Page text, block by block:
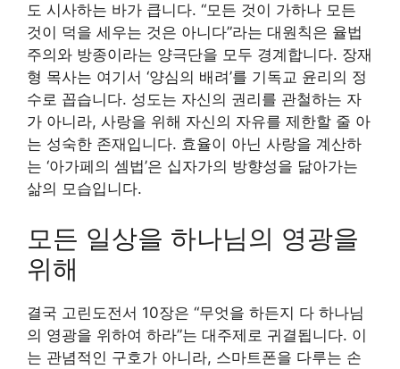
도 시사하는 바가 큽니다. “모든 것이 가하나 모든
것이 덕을 세우는 것은 아니다”라는 대원칙은 율법
주의와 방종이라는 양극단을 모두 경계합니다. 장재
형 목사는 여기서 ‘양심의 배려’를 기독교 윤리의 정
수로 꼽습니다. 성도는 자신의 권리를 관철하는 자
가 아니라, 사랑을 위해 자신의 자유를 제한할 줄 아
는 성숙한 존재입니다. 효율이 아닌 사랑을 계산하
는 ‘아가페의 셈법’은 십자가의 방향성을 닮아가는
삶의 모습입니다.
모든 일상을 하나님의 영광을
위해
결국 고린도전서 10장은 “무엇을 하든지 다 하나님
의 영광을 위하여 하라”는 대주제로 귀결됩니다. 이
는 관념적인 구호가 아니라, 스마트폰을 다루는 손